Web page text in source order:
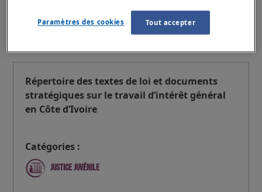
> Détails du document <
Répertoire des textes de loi et documents
stratégiques sur le travail d’intérêt général
en Côte d’Ivoire
Catégories :
Justice juvénile
Tout accepter
Paramètres des cookies